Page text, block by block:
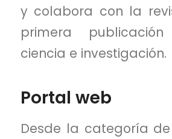
y colabora con la
primera
ciencia e investigación.
Portal web
Desde la categoría